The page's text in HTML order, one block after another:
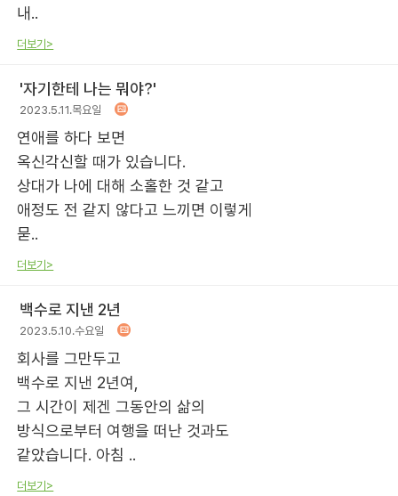
내..
더보기>
'자기한테 나는 뭐야?'
2023.5.11.목요일
연애를 하다 보면
옥신각신할 때가 있습니다.
상대가 나에 대해 소홀한 것 같고
애정도 전 같지 않다고 느끼면 이렇게
묻..
더보기>
백수로 지낸 2년
2023.5.10.수요일
회사를 그만두고
백수로 지낸 2년여,
그 시간이 제겐 그동안의 삶의
방식으로부터 여행을 떠난 것과도
같았습니다. 아침 ..
더보기>